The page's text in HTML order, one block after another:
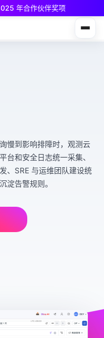
年合作伙伴奖项
，立享强大可观测能力
慢到影响排障时，观测云
台和安全日志统一采集、
、SRE 与运维团队建设统
淀告警规则。